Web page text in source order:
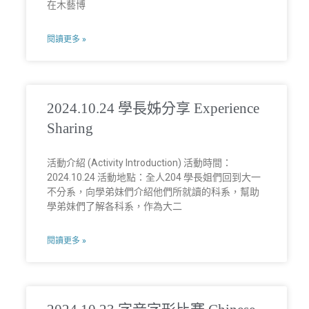
在木藝博
閱讀更多 »
2024.10.24 學長姊分享 Experience
Sharing
活動介紹 (Activity Introduction) 活動時間：
2024.10.24 活動地點：全人204 學長姐們回到大一
不分系，向學弟妹們介紹他們所就讀的科系，幫助
學弟妹們了解各科系，作為大二
閱讀更多 »